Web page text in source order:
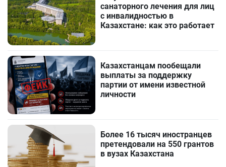
санаторного лечения для лиц
с инвалидностью в
Казахстане: как это работает
Казахстанцам пообещали
выплаты за поддержку
партии от имени известной
личности
Более 16 тысяч иностранцев
претендовали на 550 грантов
в вузах Казахстана